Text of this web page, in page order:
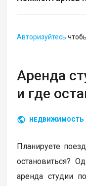
Авторизуйтесь
Аренда
и где
НЕДВИЖИМОСТЬ
Планируете
остановиться?
аренда студии